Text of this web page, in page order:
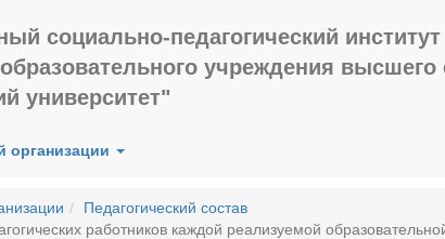
социально-педагогический
учреждения
университет"
организации
Педагогический состав
работников каждой реализуемой